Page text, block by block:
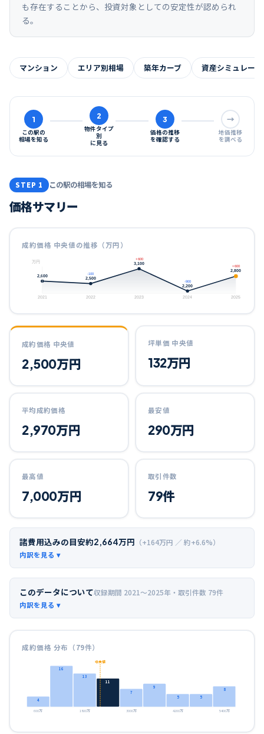
も存在することから、投資対象としての安定性が認められ
る。
マンション エリア別相場 築年カーブ 資産シミュレー
1
この駅の
相場を知る
2
物件タイプ
別
に見る
3
価格の推移
を確認する
→
地価推移
を調べる
STEP 1 この駅の相場を知る
価格サマリー
成約価格 中央値の推移（万円）
万円
2,600
2021
2,500
-100
2022
3,100
+600
2023
2,200
-900
2024
2,800
+600
2025
成約価格 中央値
2,500万円
坪単価 中央値
132万円
平均成約価格
2,970万円
最安値
290万円
最高値
7,000万円
取引件数
79件
諸費用込みの目安約2,664万円 （+164万円 ／ 約+6.6%）
このデータについて収録期間 2021〜2025年 ・取引件数 79件
成約価格 分布（79件）
4
16
13
11
7
9
5
5
8
600万 1800万 3000万 4200万 5400万
中央値